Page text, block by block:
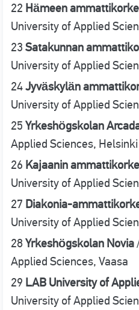
22 Hämeen
University of Applied
23 Satakunnan
University of Applied
24Jyväskylän
University of Applied
25 Yrkeshögskolan
Applied Sciences, Helsinki
26 Kajaanin
University of Applied
27 Diakonia-
University of Applied
28Yrkeshögskolan Novia
Applied Sciences, Vaasa
29 LAB University of
University of Applied